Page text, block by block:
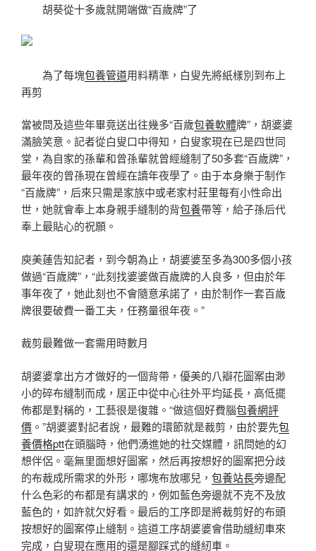
胡葵從十多歲就開端做“百歲牌”了
為了每塊包養管道用料精準，白叟先將紙樣別到布上
再剪
當被問及這些年畢竟送出往幾多“百歲包養軟體牌”，胡婆婆
滿臉笑意。記者從白叟口中得知，白叟家現在已是四世同
堂，為自家的孫輩和曾孫輩就曾經縫制了50多套“百歲牌”，
最年夜的曾孫現在曾經在讀年夜學了。由于本身樂于制作
“百歲牌”，后來只需是家族中或老家村莊里每有小性命出
世，她就會奉上本身親手縫制的背包養帶等，給子孫后代
奉上最貼心的祝願。
庾美蓮告知記者，到今朝為止，胡婆婆至多為300多個小孩
做過“百歲牌”，“此刻找婆婆做百歲牌的人良多，但由於年
事年夜了，她此刻也不會隨意承諾了，由於制作一套百歲
牌很要破費一番工夫，任務量很年夜。”
裁剪最難做一套需用時數月
胡婆婆拿出方才做好的一個背帶，優美的八瓣花圖案由渺
小的碎布縫制而成，居正中從中心往外平均延長，高低擺
佈都是對稱的，工藝很是復雜。“做這個好費腦包養網評
價 。”胡婆婆對記者說，最難的環節就是裁剪，由於要先包
養價格ptt在頭腦時，他們湧進她的社交媒體，訊問她的幻
想伴侶。毫無里面想好圖案，然后再按想好的圖案把分歧
的布裁成所需求的外形，哪塊布放哪兒， 包養站長旁邊配
什么色彩的布都是有講求的，例如藍色旁邊就不克不及放
藍色的，如許就欠好看。最后的工序即是將裁剪好的布頭
按想好的圖案停止縫制。這道工序胡婆婆會借助縫紉車來
完成，白叟現在應用的還是腳踩式的縫紉車。